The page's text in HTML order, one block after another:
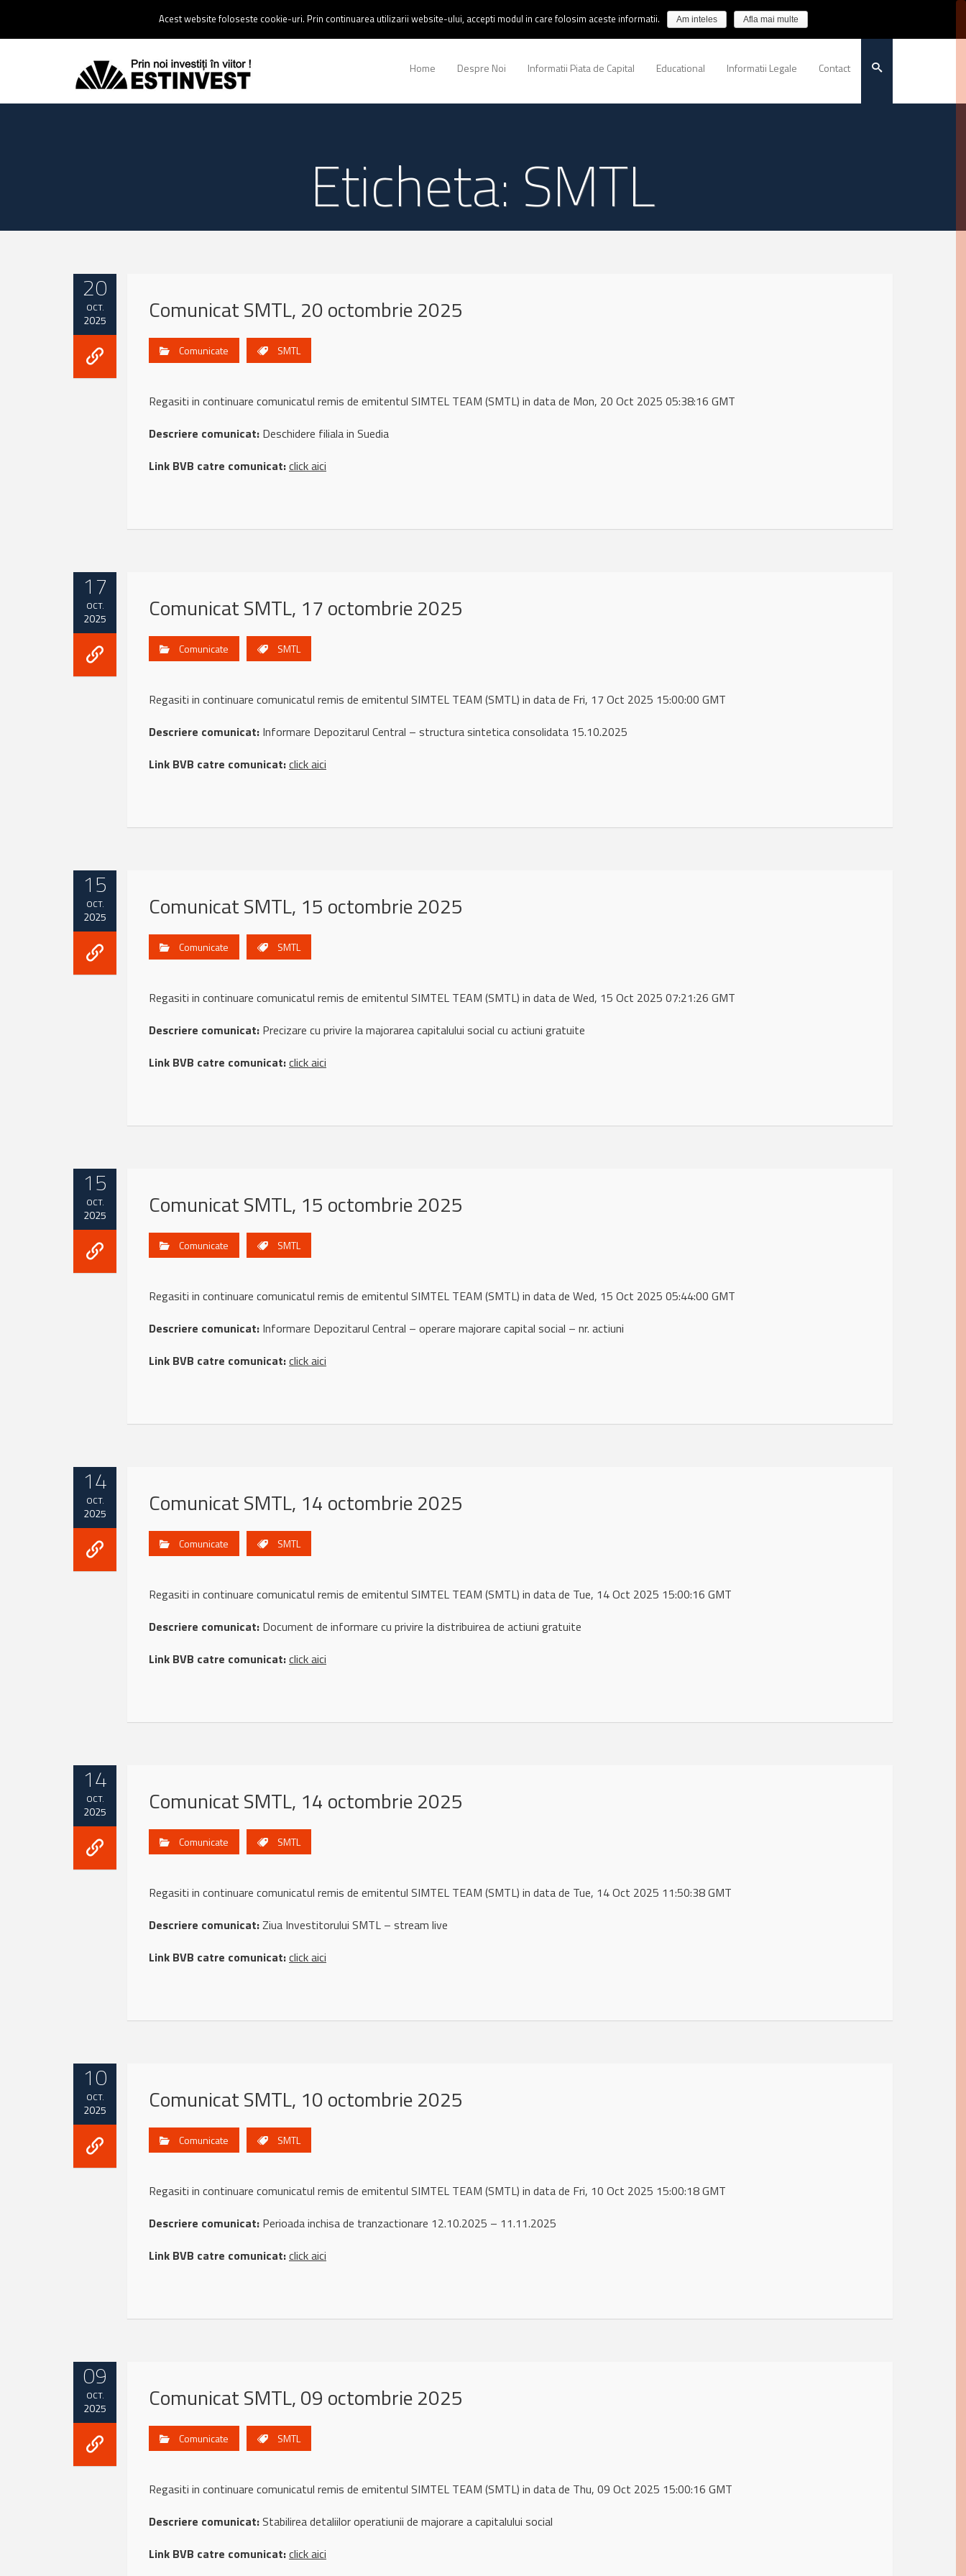
0237 238 900 |Email :contact@estinvest.ro
Home Despre Noi Informatii Piata de Capital Educational Informatii Legale Contact
Eticheta: SMTL
20
OCT.
2025 Comunicat SMTL, 20 octombrie 2025
Comunicate SMTL
Regasiti in continuare comunicatul remis de emitentul SIMTEL TEAM (SMTL) in data de Mon, 20 Oct 2025 05:38:16 GMT
Descriere comunicat: Deschidere filiala in Suedia
Link BVB catre comunicat:click aici
17
OCT.
2025 Comunicat SMTL, 17 octombrie 2025
Comunicate SMTL
Regasiti in continuare comunicatul remis de emitentul SIMTEL TEAM (SMTL) in data de Fri, 17 Oct 2025 15:00:00 GMT
Descriere comunicat: Informare Depozitarul Central – structura sintetica consolidata 15.10.2025
Link BVB catre comunicat:click aici
15
OCT.
2025 Comunicat SMTL, 15 octombrie 2025
Comunicate SMTL
Regasiti in continuare comunicatul remis de emitentul SIMTEL TEAM (SMTL) in data de Wed, 15 Oct 2025 07:21:26 GMT
Descriere comunicat: Precizare cu privire la majorarea capitalului social cu actiuni gratuite
Link BVB catre comunicat:click aici
15
OCT.
2025 Comunicat SMTL, 15 octombrie 2025
Comunicate SMTL
Regasiti in continuare comunicatul remis de emitentul SIMTEL TEAM (SMTL) in data de Wed, 15 Oct 2025 05:44:00 GMT
Descriere comunicat: Informare Depozitarul Central – operare majorare capital social – nr. actiuni
Link BVB catre comunicat:click aici
14
OCT.
2025 Comunicat SMTL, 14 octombrie 2025
Comunicate SMTL
Regasiti in continuare comunicatul remis de emitentul SIMTEL TEAM (SMTL) in data de Tue, 14 Oct 2025 15:00:16 GMT
Descriere comunicat: Document de informare cu privire la distribuirea de actiuni gratuite
Link BVB catre comunicat:click aici
14
OCT.
2025 Comunicat SMTL, 14 octombrie 2025
Comunicate SMTL
Regasiti in continuare comunicatul remis de emitentul SIMTEL TEAM (SMTL) in data de Tue, 14 Oct 2025 11:50:38 GMT
Descriere comunicat:Ziua Investitorului SMTL – stream live
Link BVB catre comunicat:click aici
10
OCT.
2025 Comunicat SMTL, 10 octombrie 2025
Comunicate SMTL
Regasiti in continuare comunicatul remis de emitentul SIMTEL TEAM (SMTL) in data de Fri, 10 Oct 2025 15:00:18 GMT
Descriere comunicat: Perioada inchisa de tranzactionare 12.10.2025 – 11.11.2025
Link BVB catre comunicat:click aici
09
OCT.
2025 Comunicat SMTL, 09 octombrie 2025
Comunicate SMTL
Regasiti in continuare comunicatul remis de emitentul SIMTEL TEAM (SMTL) in data de Thu, 09 Oct 2025 15:00:16 GMT
Descriere comunicat:Stabilirea detaliilor operatiunii de majorare a capitalului social
Link BVB catre comunicat:click aici
Acest website foloseste cookie-uri. Prin continuarea utilizarii website-ului, accepti modul in care folosim aceste informatii. Am inteles Afla mai multe